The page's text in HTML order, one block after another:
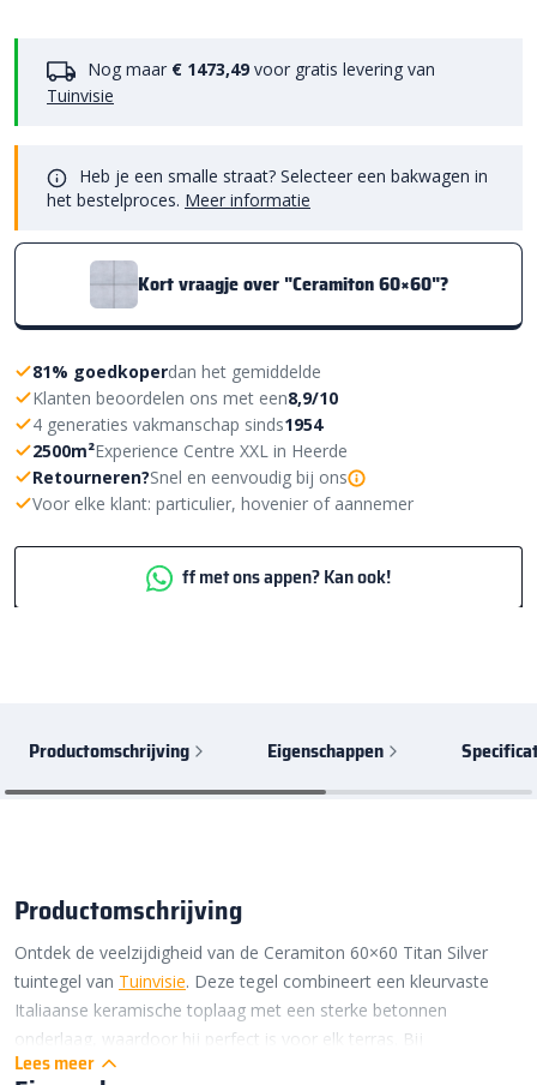
Nog maar € 1473,49 voor gratis levering van
Tuinvisie
Heb je een smalle straat? Selecteer een bakwagen in
het bestelproces. Meer informatie
Kort vraagje over "Ceramiton 60×60"?
81% goedkoperdan het gemiddelde
Klanten beoordelen ons met een8,9/10
4 generaties vakmanschap sinds1954
2500m²Experience Centre XXL in Heerde
Retourneren?Snel en eenvoudig bij ons
Voor elke klant: particulier, hovenier of aannemer
ff met ons appen? Kan ook!
Productomschrijving Eigenschappen
Productomschrijving
Ontdek de veelzijdigheid van de Ceramiton 60×60 Titan Silver
tuintegel van Tuinvisie. Deze tegel combineert een kleurvaste
Italiaanse keramische toplaag met een sterke betonnen
onderlaag, waardoor hij perfect is voor elk terras. Bij
Bestratingsmarkt.com ben je altijd verzekerd van de beste prijs
Lees meer